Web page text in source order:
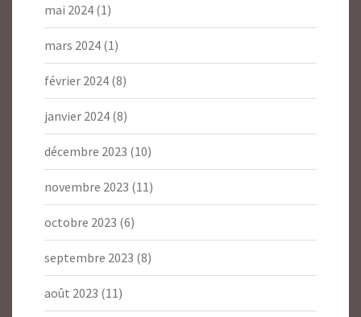
mai 2024 (1)
mars 2024 (1)
février 2024 (8)
janvier 2024 (8)
décembre 2023 (10)
novembre 2023 (11)
octobre 2023 (6)
septembre 2023 (8)
août 2023 (11)